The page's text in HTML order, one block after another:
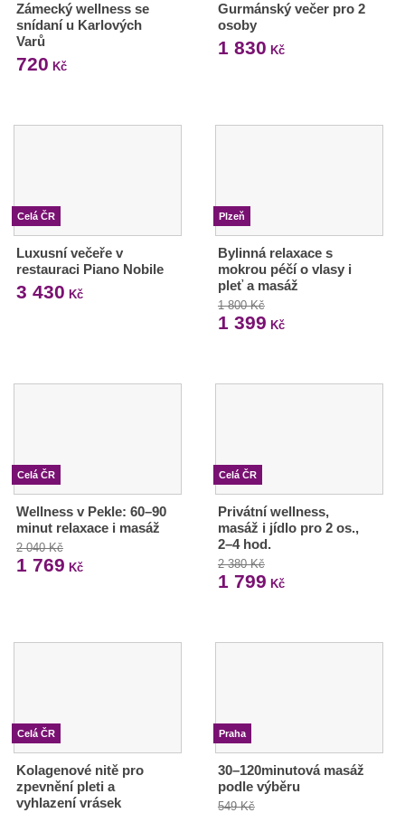
Zámecký wellness se
snídaní u Karlových
Varů
720 Kč
Gurmánský večer pro 2
osoby
1 830 Kč
Celá ČR
Luxusní večeře v
restauraci Piano Nobile
3 430 Kč
Plzeň
Bylinná relaxace s
mokrou péčí o vlasy i
pleť a masáž
1 800 Kč
1 399 Kč
Celá ČR
Wellness v Pekle: 60–90
minut relaxace i masáž
2 040 Kč
1 769 Kč
Celá ČR
Privátní wellness,
masáž i jídlo pro 2 os.,
2–4 hod.
2 380 Kč
1 799 Kč
Celá ČR
Kolagenové nitě pro
zpevnění pleti a
vyhlazení vrásek
Praha
30–120minutová masáž
podle výběru
549 Kč